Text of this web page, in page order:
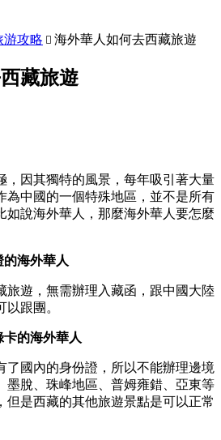
游攻略  海外華人如何去西藏旅遊
藏旅遊
，因其獨特的風景，每年吸引著大量
為中國的一個特殊地區，並不是所有
如說海外華人，那麼海外華人要怎麼
的海外華人
旅遊，無需辦理入藏函，跟中國大陸
跟團。
的海外華人
了國內的身份證，所以不能辦理邊境
墨脫、珠峰地區、普姆雍錯、亞東等
但是西藏的其他旅遊景點是可以正常